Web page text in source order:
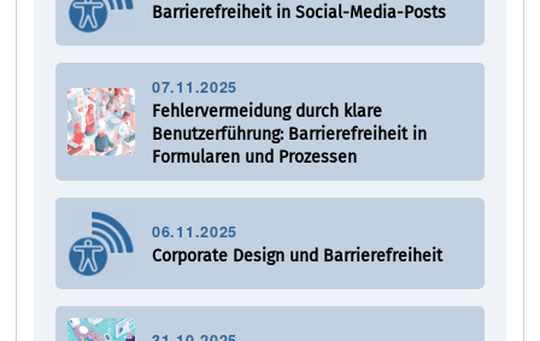
Barrierefreiheit in Social-Media-Posts
07.11.2025
Fehlervermeidung durch klare
Benutzerführung: Barrierefreiheit in
Formularen und Prozessen
06.11.2025
Corporate Design und Barrierefreiheit